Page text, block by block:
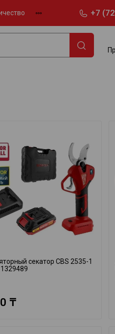
+7
секатор CBS 2535-1
1329489
₸